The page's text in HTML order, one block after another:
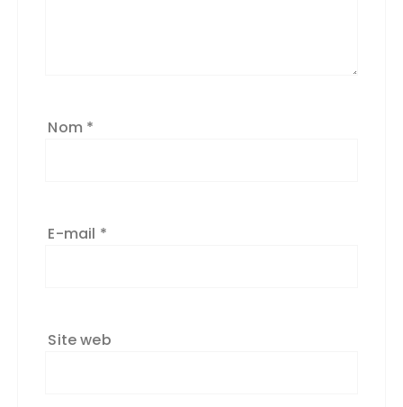
Nom *
E-mail *
Site web